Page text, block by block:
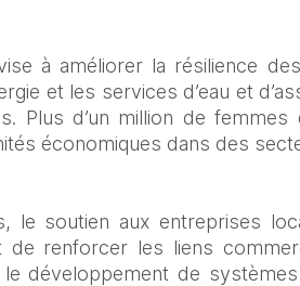
à améliorer la résilience
et les services d’eau et
Plus d’un million de
économiques dans des
le soutien aux entreprises
de renforcer les liens
le développement de